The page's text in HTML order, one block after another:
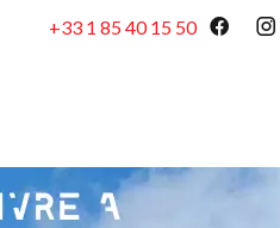
+33 1 85 40 15 50